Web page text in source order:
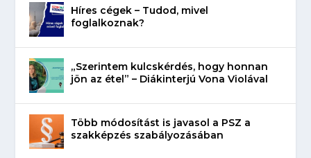
Híres cégek – Tudod, mivel
foglalkoznak?
„Szerintem kulcskérdés, hogy honnan
jön az étel” – Diákinterjú Vona Violával
Több módosítást is javasol a PSZ a
szakképzés szabályozásában